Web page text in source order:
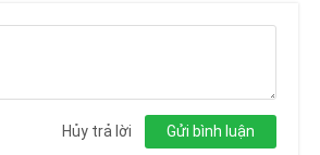
Gửi bình luận
Hủy trả lời